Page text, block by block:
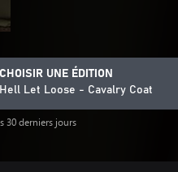
30 derniers jours
CHOISIR UNE ÉDITION
Hell Let Loose - Cavalry Coat